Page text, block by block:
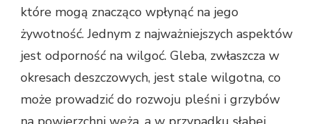
które mogą znacząco wpłynąć na jego
żywotność. Jednym z najważniejszych aspektów
jest odporność na wilgoć. Gleba, zwłaszcza w
okresach deszczowych, jest stale wilgotna, co
może prowadzić do rozwoju pleśni i grzybów